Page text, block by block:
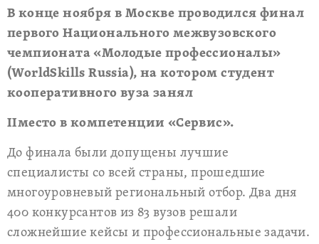
В конце ноября в Москве проводился финал
первого Национального межвузовского
чемпионата «Молодые профессионалы»
(WorldSkills Russia), на котором студент
кооперативного вуза занял
IIместо в компетенции «Сервис».
До финала были допущены лучшие
специалисты со всей страны, прошедшие
многоуровневый региональный отбор. Два дня
400 конкурсантов из 83 вузов решали
сложнейшие кейсы и профессиональные задачи.